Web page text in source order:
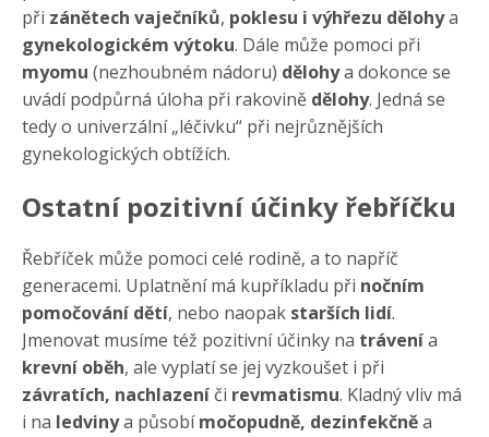
při zánětech vaječníků, poklesu i výhřezu dělohya
gynekologickém výtoku. Dále může pomoci při
myomu (nezhoubném nádoru) dělohya dokonce se
uvádí podpůrná úloha při rakovině dělohy. Jedná se
tedy o univerzální „léčivku“ při nejrůznějších
gynekologických obtížích.
Ostatní pozitivní účinky řebříčku
Řebříček může pomoci celé rodině, a to napříč
generacemi. Uplatnění má kupříkladu při nočním
pomočování dětí, nebo naopak starších lidí.
Jmenovat musíme též pozitivní účinky na trávenía
krevní oběh, ale vyplatí se jej vyzkoušet i při
závratích, nachlazení či revmatismu. Kladný vliv má
i na ledvinya působímočopudně, dezinfekčněa